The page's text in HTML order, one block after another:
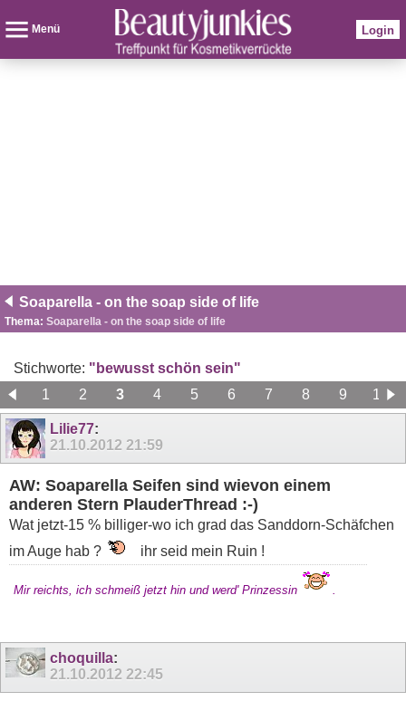
Menü Login
Soaparella - on the soap side of life
Thema: Soaparella - on the soap side of life
Stichworte: "bewusst schön sein"
1
2 3 4 5 6 7 8 9
10
11
12
Lilie77:
21.10.2012 21:59
AW: Soaparella Seifen sind wievon einem
anderen Stern PlauderThread :-)
Wat jetzt-15 % billiger-wo ich grad das Sanddorn-Schäfchen
im Auge hab ?
ihr seid mein Ruin !
Mir reichts, ich schmeiß jetzt hin und werd' Prinzessin .
choquilla:
21.10.2012 22:45